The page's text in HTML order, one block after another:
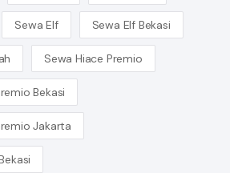
Sewa Elf Sewa Elf Bekasi
Sewa Hiace Premio
Bekasi
Jakarta